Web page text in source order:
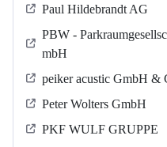
Paul Hildebrandt AG
PBW -
mbH
peiker acustic GmbH &
Peter Wolters GmbH
PKF WULF GRUPPE